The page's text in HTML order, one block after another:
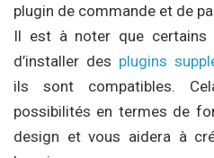
plugin de commande et de
Il est à noter que certains
d’installer des plugins
ils sont compatibles.
possibilités en termes de
design et vous aidera à